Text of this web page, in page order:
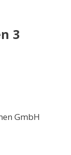
3
GmbH